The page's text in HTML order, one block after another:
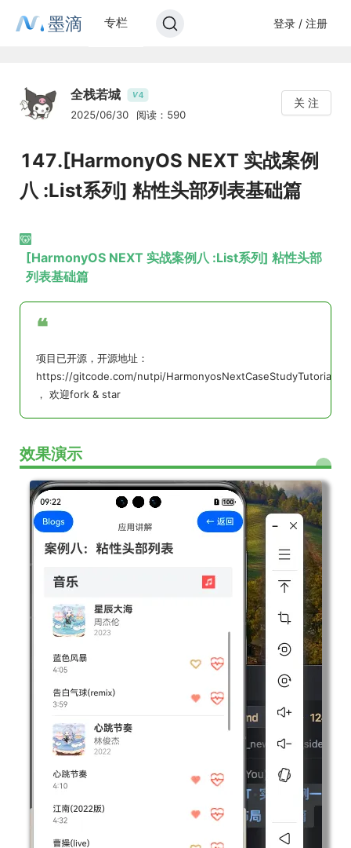
墨滴 专栏 登录 / 注册
全栈若城 V4
2025/06/30 阅读：590
关 注
147.[HarmonyOS NEXT 实战案例
八 :List系列] 粘性头部列表基础篇
[HarmonyOS NEXT 实战案例八 :List系列] 粘性头部
列表基础篇
❝
项目已开源，开源地址：
https://gitcode.com/nutpi/HarmonyosNextCaseStudyTutorial
， 欢迎fork & star
效果演示